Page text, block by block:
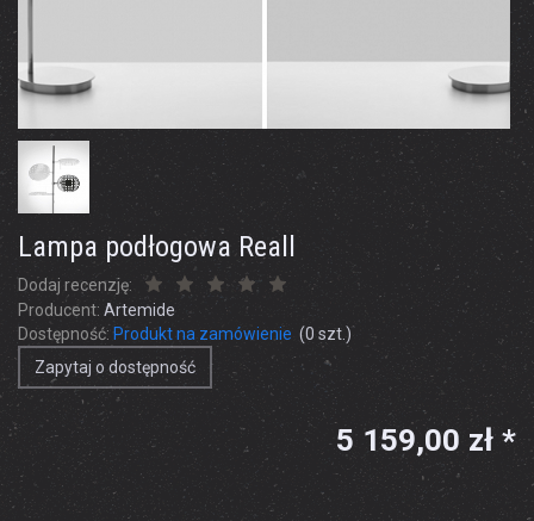
Lampa podłogowa Reall
Dodaj recenzję:
Producent: Artemide
Dostępność: Produkt na zamówienie (0 szt.)
Zapytaj o dostępność
5 159,00 zł *